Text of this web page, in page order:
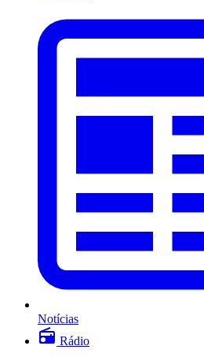
Notícias
Rádio